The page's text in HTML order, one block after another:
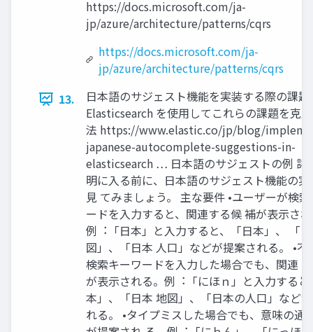
https://docs.microsoft.com/ja-
jp/azure/architecture/patterns/cqrs
https://docs.microsoft.com/ja-
jp/azure/architecture/patterns/cqrs
13.
⽇本語のサジェスト機能を実装する際の課題
Elasticsearch を使⽤してこれらの課題を克
法 https://www.elastic.co/jp/blog/
japanese-autocomplete-suggestions-in-
elasticsearch … ⽇本語のサジェストの例 詳
明に⼊る前に、⽇本語のサジェスト機能の
⾒ てみましょう。 主な要件 •ユーザーが検
ードを⼊⼒すると、関連する候 補が表⽰さ
例︓「⽇本」と⼊⼒すると、「⽇本」、 「
図」、「⽇本 ⼈⼝」などが提案される。 •不
検索キーワードを⼊⼒した場合でも、関連
が表⽰される。例︓「にほｎ」と⼊⼒すると
本」、「⽇本 地図」、「⽇本の⼈⼝」など
れる。 •タイプミスした場合でも、意味の通